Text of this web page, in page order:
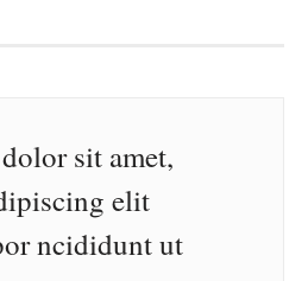
sit amet,
elit
ncididunt ut